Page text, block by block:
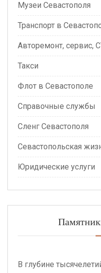
Музеи Севастополя
Транспорт в
Авторемонт, сервис,
Такси
Флот в Севастополе
Справочные службы
Сленг Севастополя
Севастопольская
Юридические услуги
В глубине